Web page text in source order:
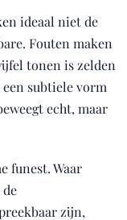
ideaal niet de
Fouten maken
tonen is zelden
subtiele vorm
echt, maar
funest. Waar
zijn,